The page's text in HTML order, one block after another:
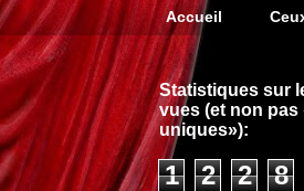
Accueil
Statistiques sur
vues (et non
uniques»):
1 2 2 8